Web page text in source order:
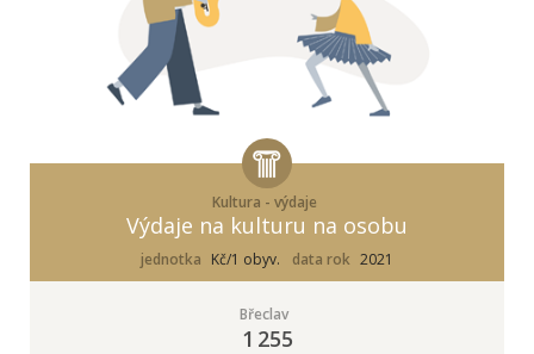
Kultura - výdaje
Výdaje na kulturu na osobu
jednotka Kč/1 obyv. data rok 2021
Břeclav
1 255